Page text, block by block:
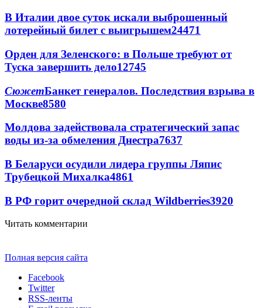
В Италии двое суток искали выброшенный
лотерейный билет с выигрышем24471
Орден для Зеленского: в Польше требуют от
Туска завершить дело12745
СюжетБанкет генералов. Последствия взрыва в
Москве8580
Молдова задействовала стратегический запас
воды из-за обмеления Днестра7637
В Беларуси осудили лидера группы Ляпис
Трубецкой Михалка4861
В РФ горит очередной склад Wildberries3920
Читать комментарии
Полная версия сайта
Facebook
Twitter
RSS-ленты